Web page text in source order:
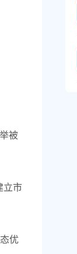
被
立市
优